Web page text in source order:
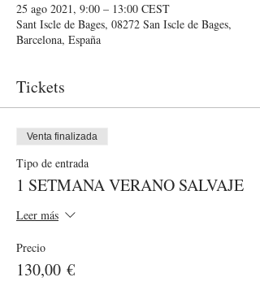
25 ago 2021, 9:00 – 13:00 CEST
Sant Iscle de Bages, 08272 San Iscle de Bages,
Barcelona, España
Tickets
Venta finalizada
Tipo de entrada
1 SETMANA VERANO SALVAJE
Leer más
Precio
130,00 €